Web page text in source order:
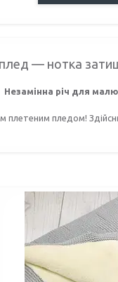
— нотка
Незамінна річ для
пледом!